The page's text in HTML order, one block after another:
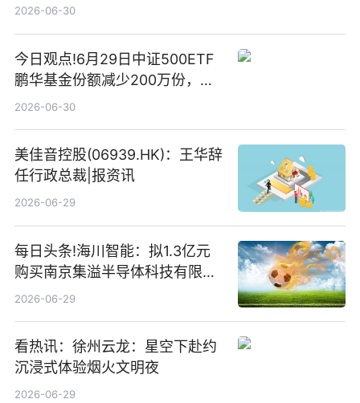
2026-06-30
今日观点!6月29日中证500ETF
鹏华基金份额减少200万份，重
仓股亨通光电、赤峰黄金、佰维
2026-06-30
美佳音控股(06939.HK)：王华辞
任行政总裁|报资讯
2026-06-29
每日头条!海川智能：拟1.3亿元
购买南京集溢半导体科技有限公
司15.3%股权
2026-06-29
看热讯：徐州云龙：星空下赴约
沉浸式体验烟火文明夜
2026-06-29